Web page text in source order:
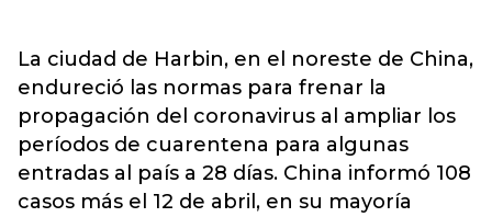
La ciudad de Harbin, en el noreste de China,
endureció las normas para frenar la
propagación del coronavirus al ampliar los
períodos de cuarentena para algunas
entradas al país a 28 días. China informó 108
casos más el 12 de abril, en su mayoría